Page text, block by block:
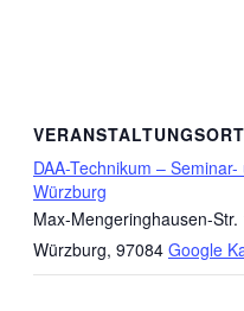
VERANSTALTUNGSORT
DAA-Technikum –
Würzburg
Max-Mengeringhausen-Str.
Würzburg, 97084 Google